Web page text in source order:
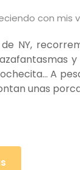
con mis
NY,
A
unas